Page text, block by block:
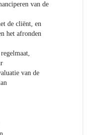
van de
de cliënt, en
het afronden
van de